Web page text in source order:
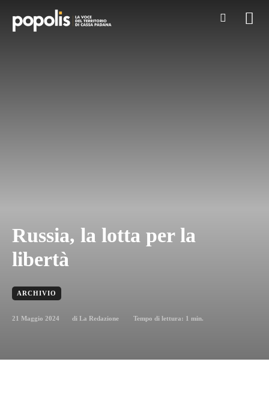
Russia, la lotta per la
libertà
ARCHIVIO
21 Maggio 2024 di La Redazione Tempo di lettura: 1 min.